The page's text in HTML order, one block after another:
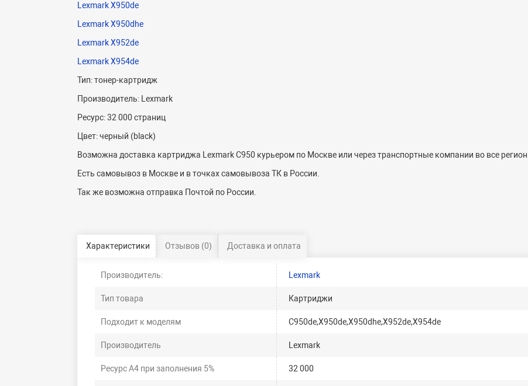
Lexmark X950de
Lexmark X950dhe
Lexmark X952de
Lexmark X954de
Тип: тонер-картридж
Производитель: Lexmark
Ресурс: 32 000 страниц
Цвет: черный (black)
Возможна доставка картриджа Lexmark C950 курьером по Москве или через транспортные компании во все
Есть самовывоз в Москве и в точках самовывоза ТК в России.
Так же возможна отправка Почтой по России.
Характеристики Отзывов (0) Доставка и оплата
Производитель: Lexmark
Тип товара Картриджи
Подходит к моделям C950de,X950de,X950dhe,X952de,X954de
Производитель Lexmark
Ресурс А4 при заполнения 5% 32 000